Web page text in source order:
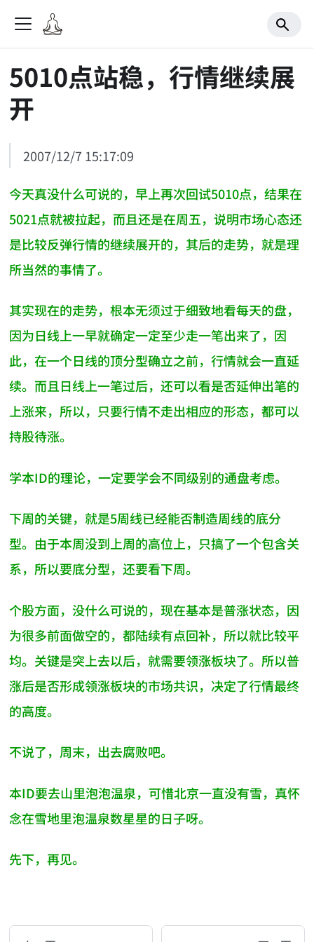
5010点站稳，行情继续展
开
2007/12/7 15:17:09
今天真没什么可说的，早上再次回试5010点，结果在
5021点就被拉起，而且还是在周五，说明市场心态还
是比较反弹行情的继续展开的，其后的走势，就是理
所当然的事情了。
其实现在的走势，根本无须过于细致地看每天的盘，
因为日线上一早就确定一定至少走一笔出来了，因
此，在一个日线的顶分型确立之前，行情就会一直延
续。而且日线上一笔过后，还可以看是否延伸出笔的
上涨来，所以，只要行情不走出相应的形态，都可以
持股待涨。
学本ID的理论，一定要学会不同级别的通盘考虑。
下周的关键，就是5周线已经能否制造周线的底分
型。由于本周没到上周的高位上，只搞了一个包含关
系，所以要底分型，还要看下周。
个股方面，没什么可说的，现在基本是普涨状态，因
为很多前面做空的，都陆续有点回补，所以就比较平
均。关键是突上去以后，就需要领涨板块了。所以普
涨后是否形成领涨板块的市场共识，决定了行情最终
的高度。
不说了，周末，出去腐败吧。
本ID要去山里泡泡温泉，可惜北京一直没有雪，真怀
念在雪地里泡温泉数星星的日子呀。
先下，再见。